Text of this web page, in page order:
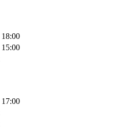
18:00
15:00
17:00